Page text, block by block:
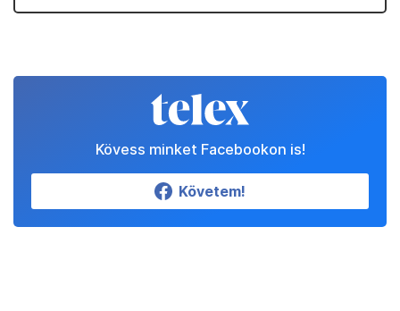
Kövess minket Facebookon is!
Követem!